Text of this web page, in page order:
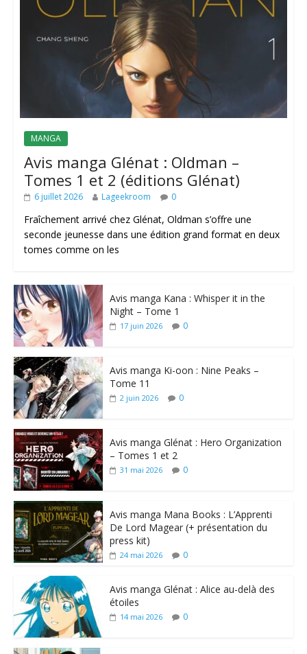
MANGA
Avis manga Glénat : Oldman –
Tomes 1 et 2 (éditions Glénat)
6 juillet 2026 Lageekroom 0
Fraîchement arrivé chez Glénat, Oldman s’offre une
seconde jeunesse dans une édition grand format en deux
tomes comme on les
Avis manga Kana : Whisper it in the
Night – Tome 1
17 juin 2026 0
Avis manga Ki-oon : Nine Peaks –
Tome 11
2 juin 2026 0
Avis manga Glénat : Hero Organization
– Tomes 1 et 2
31 mai 2026 0
Avis manga Mana Books : L’Apprenti
De Lord Magear (+ présentation du
press kit)
24 mai 2026 0
Avis manga Glénat : Alice au-delà des
étoiles
14 mai 2026 0